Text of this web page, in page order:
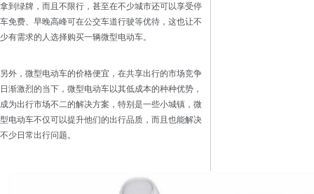
拿到绿牌，而且不限行，甚至在不少城市还可以享受停
车免费、早晚高峰可在公交车道行驶等优待，这也让不
少有需求的人选择购买一辆微型电动车。
另外，微型电动车的价格便宜，在共享出行的市场竞争
日渐激烈的当下，微型电动车以其低成本的种种优势，
成为出行市场不二的解决方案，特别是一些小城镇，微
型电动车不仅可以提升他们的出行品质，而且也能解决
不少日常出行问题。